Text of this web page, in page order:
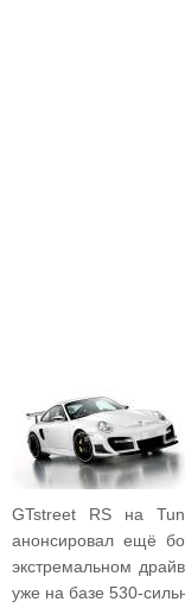
GTstreet RS на
анонсировал ещё
экстремальном
уже на базе 530-